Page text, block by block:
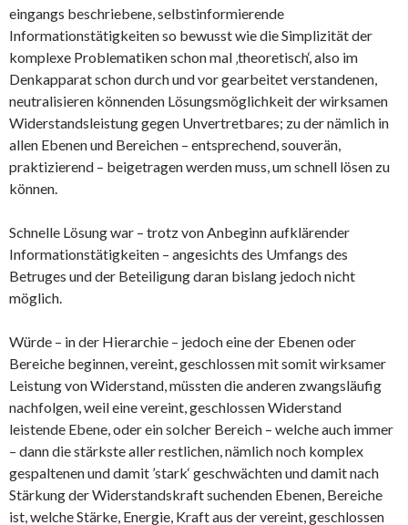
eingangs beschriebene, selbstinformierende
Informationstätigkeiten so bewusst wie die Simplizität der
komplexe Problematiken schon mal ‚theoretisch‘, also im
Denkapparat schon durch und vor gearbeitet verstandenen,
neutralisieren könnenden Lösungsmöglichkeit der wirksamen
Widerstandsleistung gegen Unvertretbares; zu der nämlich in
allen Ebenen und Bereichen – entsprechend, souverän,
praktizierend – beigetragen werden muss, um schnell lösen zu
können.
Schnelle Lösung war – trotz von Anbeginn aufklärender
Informationstätigkeiten – angesichts des Umfangs des
Betruges und der Beteiligung daran bislang jedoch nicht
möglich.
Würde – in der Hierarchie – jedoch eine der Ebenen oder
Bereiche beginnen, vereint, geschlossen mit somit wirksamer
Leistung von Widerstand, müssten die anderen zwangsläufig
nachfolgen, weil eine vereint, geschlossen Widerstand
leistende Ebene, oder ein solcher Bereich – welche auch immer
– dann die stärkste aller restlichen, nämlich noch komplex
gespaltenen und damit ’stark‘ geschwächten und damit nach
Stärkung der Widerstandskraft suchenden Ebenen, Bereiche
ist, welche Stärke, Energie, Kraft aus der vereint, geschlossen